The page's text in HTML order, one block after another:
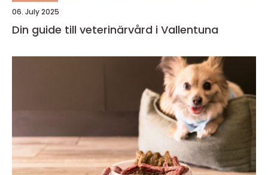
06. July 2025
Din guide till veterinärvård i Vallentuna